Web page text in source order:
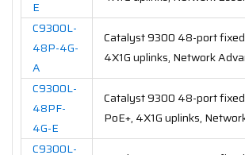
E
C9300L-
48P-4G-
A
Catalyst 9300 48-port fixed
4X1G uplinks, Network
C9300L-
48PF-
4G-E
Catalyst 9300 48-port
PoE+, 4X1G uplinks,
C9300L-